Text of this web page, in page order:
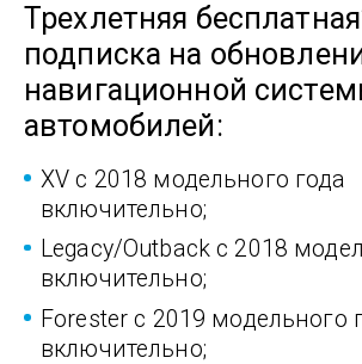
Трехлетняя
подписка на
навигационной
автомобилей:
XV с 2018 модельного года
включительно;
Legacy/Outback с 2018
включительно;
Forester с 2019 модельного
включительно;